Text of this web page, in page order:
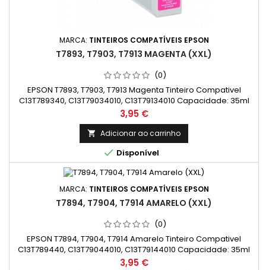
MARCA: TINTEIROS COMPATÍVEIS EPSON
T7893, T7903, T7913 MAGENTA (XXL)
(0)
EPSON T7893, T7903, T7913 Magenta Tinteiro Compativel
C13T789340, C13T79034010, C13T79134010 Capacidade: 35ml
Preço
3,95 €
 Adicionar ao carrinho
 Disponível
MARCA: TINTEIROS COMPATÍVEIS EPSON
T7894, T7904, T7914 AMARELO (XXL)
(0)
EPSON T7894, T7904, T7914 Amarelo Tinteiro Compativel
C13T789440, C13T79044010, C13T79144010 Capacidade: 35ml
Preço
3,95 €